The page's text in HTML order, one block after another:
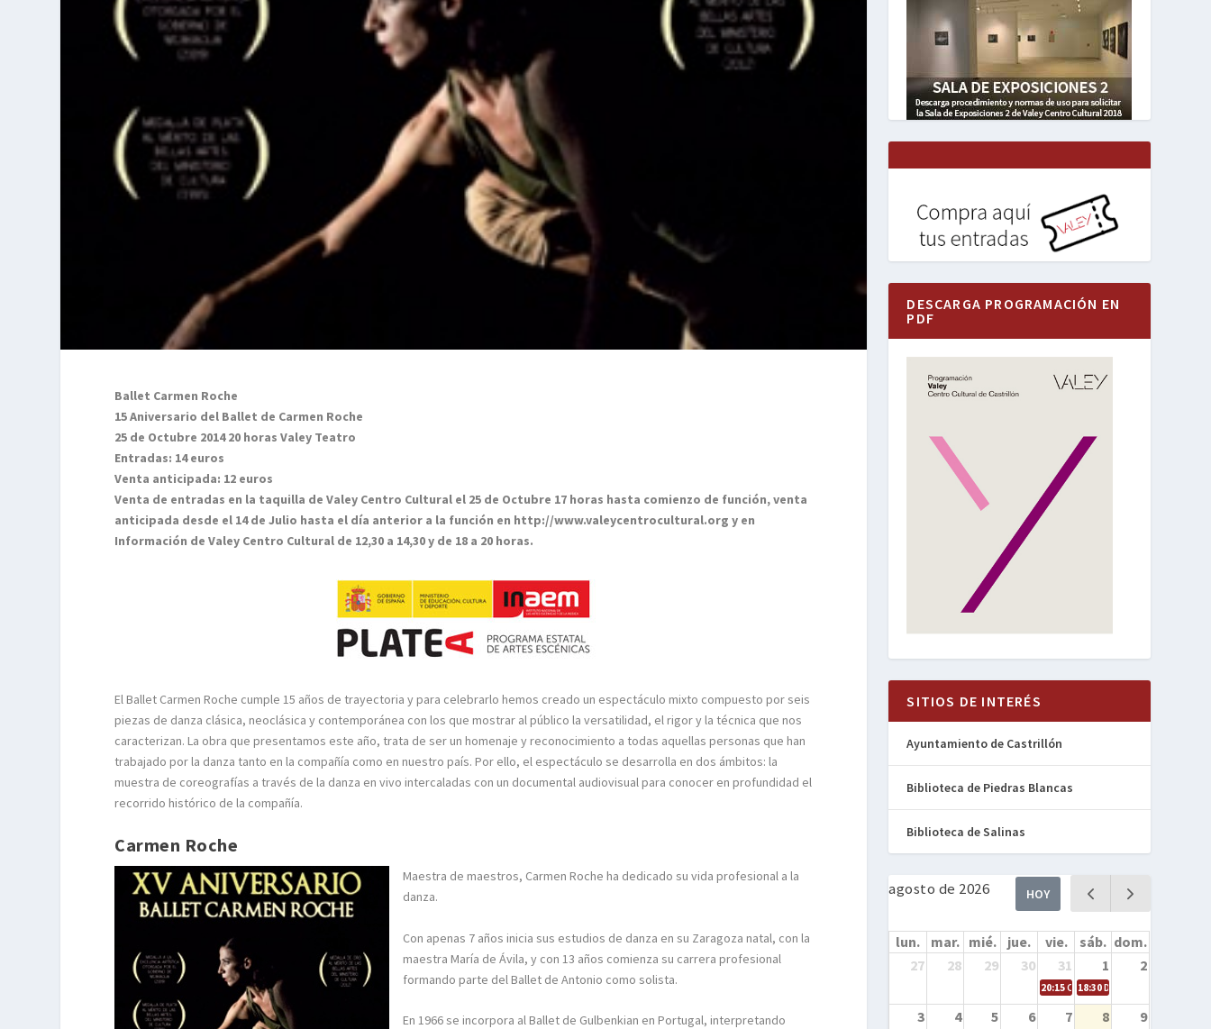
Ballet Carmen Roche
15 Aniversario del Ballet de Carmen Roche
25 de Octubre 2014 20 horas Valey Teatro
Entradas: 14 euros
Venta anticipada: 12 euros
Venta de entradas en la taquilla de Valey Centro Cultural el 25 de Octubre 17 horas hasta comienzo de función, venta
anticipada desde el 14 de Julio hasta el día anterior a la función en http://www.valeycentrocultural.org y en
Información de Valey Centro Cultural de 12,30 a 14,30 y de 18 a 20 horas.
El Ballet Carmen Roche cumple 15 años de trayectoria y para celebrarlo hemos creado un espectáculo mixto compuesto por seis
piezas de danza clásica, neoclásica y contemporánea con los que mostrar al público la versatilidad, el rigor y la técnica que nos
caracterizan. La obra que presentamos este año, trata de ser un homenaje y reconocimiento a todas aquellas personas que han
trabajado por la danza tanto en la compañía como en nuestro país. Por ello, el espectáculo se desarrolla en dos ámbitos: la
muestra de coreografías a través de la danza en vivo intercaladas con un documental audiovisual para conocer en profundidad el
recorrido histórico de la compañía.
Carmen Roche
Maestra de maestros, Carmen Roche ha dedicado su vida profesional a la
danza.
Con apenas 7 años inicia sus estudios de danza en su Zaragoza natal, con la
maestra María de Ávila, y con 13 años comienza su carrera profesional
formando parte del Ballet de Antonio como solista.
En 1966 se incorpora al Ballet de Gulbenkian en Portugal, interpretando
DESCARGA PROGRAMACIÓN EN
PDF
SITIOS DE INTERÉS
Ayuntamiento de Castrillón
Biblioteca de Piedras Blancas
Biblioteca de Salinas
agosto de 2026 HOY
lun. mar. mié. jue. vie. sáb. dom.
27
28 29 30 31 1 2
20:15Cine en la calle – Cómo
18:30Danza – Cita en el
3 4 5 6 7 8 9